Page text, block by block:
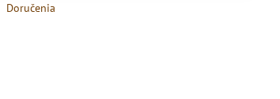
Doručenia